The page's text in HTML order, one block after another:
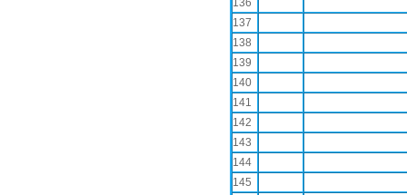
136
137
138
139
140
141
142
143
144
145